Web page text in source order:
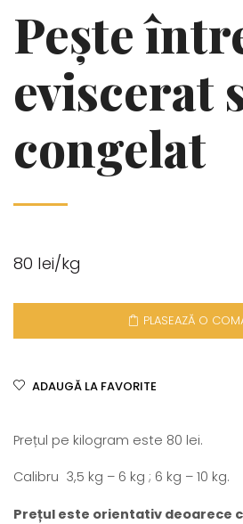
Pește
eviscerat
congelat
80 lei/kg
PLASEAZĂ O
ADAUGĂ LA FAVORITE
Prețul pe kilogram este 80 lei.
Calibru 3,5 kg – 6 kg ; 6 kg – 10 kg.
Prețul este orientativ deoarece